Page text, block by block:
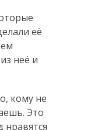
её
неё и
кому не
Это